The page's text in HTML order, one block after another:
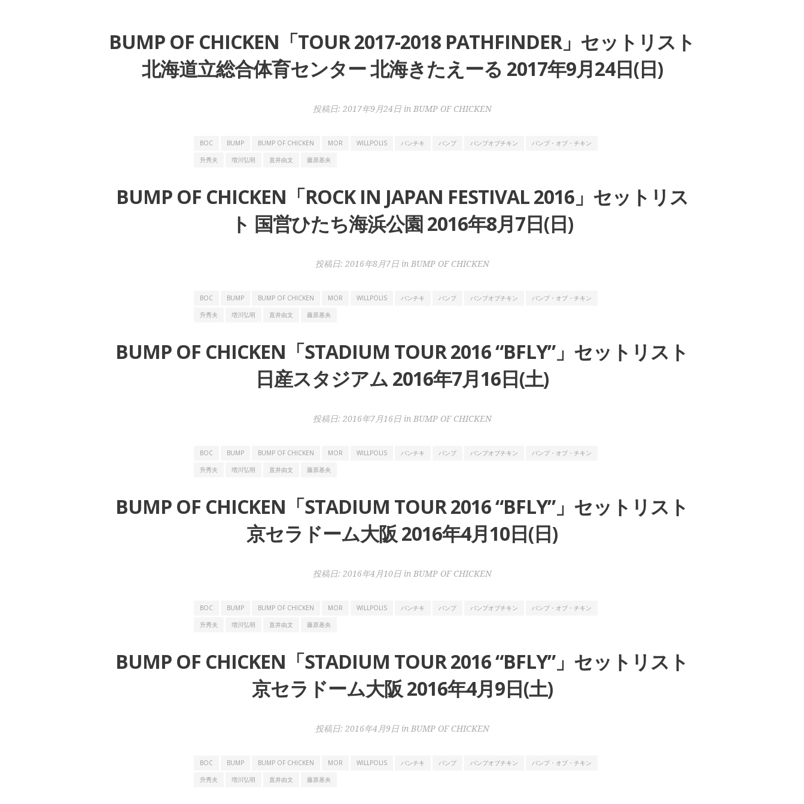
BUMP OF CHICKEN「TOUR 2017-2018 PATHFINDER」セットリスト
北海道立総合体育センター 北海きたえーる 2017年9月24日(日)
投稿日: 2017年9月24日in BUMP OF CHICKEN
BOC BUMP BUMP OF CHICKEN MOR WILLPOLIS バンチキ バンプ バンプオブチキン
バンプ・オブ・チキン
升秀夫
増川弘明 直井由文 藤原基央
BUMP OF CHICKEN「ROCK IN JAPAN FESTIVAL 2016」セットリス
ト 国営ひたち海浜公園 2016年8月7日(日)
投稿日: 2016年8月7日in BUMP OF CHICKEN
BOC BUMP BUMP OF CHICKEN MOR WILLPOLIS バンチキ バンプ バンプオブチキン
バンプ・オブ・チキン
升秀夫
増川弘明 直井由文 藤原基央
BUMP OF CHICKEN「STADIUM TOUR 2016 “BFLY”」セットリスト
日産スタジアム 2016年7月16日(土)
投稿日: 2016年7月16日in BUMP OF CHICKEN
BOC BUMP BUMP OF CHICKEN MOR WILLPOLIS バンチキ バンプ バンプオブチキン
バンプ・オブ・チキン
升秀夫
増川弘明 直井由文 藤原基央
BUMP OF CHICKEN「STADIUM TOUR 2016 “BFLY”」セットリスト
京セラドーム大阪 2016年4月10日(日)
投稿日: 2016年4月10日in BUMP OF CHICKEN
BOC BUMP BUMP OF CHICKEN MOR WILLPOLIS バンチキ バンプ バンプオブチキン
バンプ・オブ・チキン
升秀夫
増川弘明 直井由文 藤原基央
BUMP OF CHICKEN「STADIUM TOUR 2016 “BFLY”」セットリスト
京セラドーム大阪 2016年4月9日(土)
投稿日: 2016年4月9日in BUMP OF CHICKEN
BOC BUMP BUMP OF CHICKEN MOR WILLPOLIS バンチキ バンプ バンプオブチキン
バンプ・オブ・チキン
升秀夫
増川弘明 直井由文 藤原基央